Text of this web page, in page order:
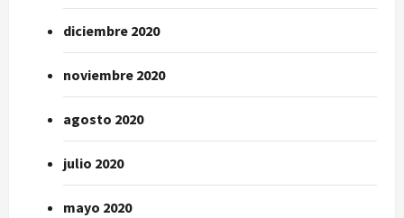
diciembre 2020
noviembre 2020
agosto 2020
julio 2020
mayo 2020